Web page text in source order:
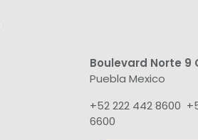
Boulevard Norte 9
Puebla Mexico
+52 222 442 8600
6600